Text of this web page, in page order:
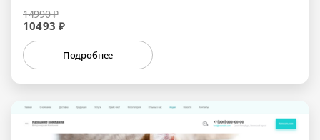
14990 ₽
10493 ₽
Подробнее